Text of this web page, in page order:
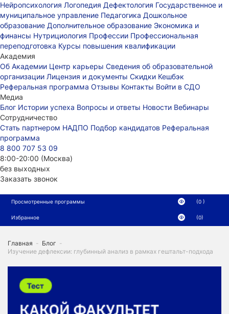
Нейропсихология Логопедия Дефектология Государственное и
муниципальное управление Педагогика Дошкольное
образование Дополнительное образование Экономика и
финансы Нутрициология Профессии Профессиональная
переподготовка Курсы повышения квалификации
Академия
Об Академии Центр карьеры Сведения об образовательной
организации Лицензия и документы Скидки Кешбэк
Реферальная программа Отзывы Контакты Войти в СДО
Медиа
Блог Истории успеха Вопросы и ответы Новости Вебинары
Сотрудничество
Стать партнером НАДПО Подбор кандидатов Реферальная
программа
8 800 707 53 09
8:00-20:00 (Москва)
без выходных
Заказать звонок
Просмотренные программы (0 )
Избранное (0)
Главная - Блог -
Изучение дефлексии: глубинный анализ в рамках гештальт-подхода